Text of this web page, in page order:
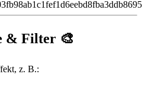
& Filter 🎨
z. B.: